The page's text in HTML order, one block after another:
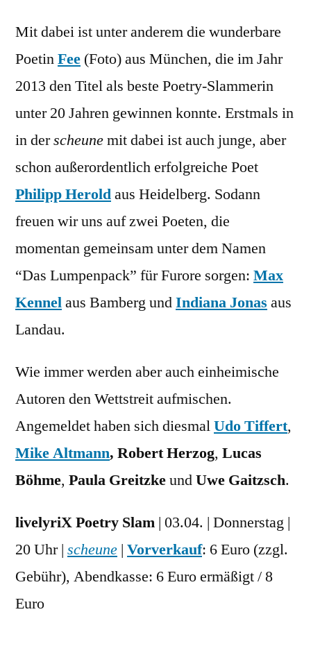
Mit dabei ist unter anderem die wunderbare
PoetinFee (Foto) aus München, die im Jahr
2013 den Titel als beste Poetry-Slammerin
unter 20 Jahren gewinnen konnte. Erstmals in
in derscheunemit dabei ist auch junge, aber
schon außerordentlich erfolgreiche Poet
Philipp Heroldaus Heidelberg. Sodann
freuen wir uns auf zwei Poeten, die
momentan gemeinsam unter dem Namen
“Das Lumpenpack” für Furore sorgen: Max
Kennelaus Bamberg undIndiana Jonas aus
Landau.
Wie immer werden aber auch einheimische
Autoren den Wettstreit aufmischen.
Angemeldet haben sich diesmalUdo Tiffert,
Mike Altmann, Robert Herzog, Lucas
Böhme, Paula GreitzkeundUwe Gaitzsch.
livelyriX Poetry Slam | 03.04. | Donnerstag |
20 Uhr | scheune | Vorverkauf: 6 Euro (zzgl.
Gebühr), Abendkasse: 6 Euro ermäßigt / 8
Euro